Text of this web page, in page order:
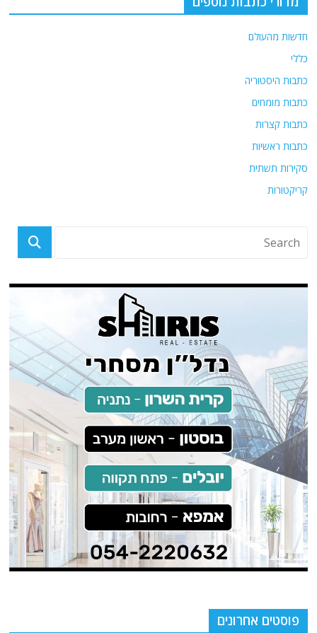
חדשות מהעולם
כללי
כתבות היסטוריה
כתבות מומחים
כתבות קצרות
כתבות ראשיות
סקירות תשתית
קריקטורות
פוסטים אחרונים